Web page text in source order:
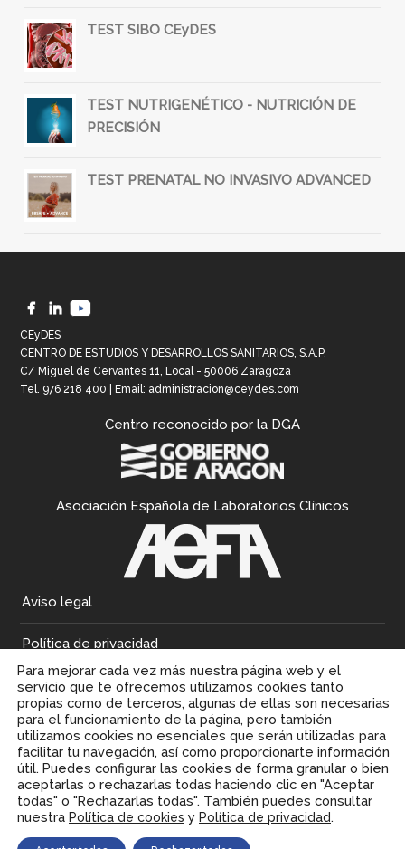
TEST SIBO CEyDES
TEST NUTRIGENÉTICO - NUTRICIÓN DE
PRECISIÓN
TEST PRENATAL NO INVASIVO ADVANCED
CEyDES
CENTRO DE ESTUDIOS Y DESARROLLOS SANITARIOS, S.A.P.
C/ Miguel de Cervantes 11, Local - 50006 Zaragoza
Tel. 976 218 400 | Email: administracion@ceydes.com
Centro reconocido por la DGA
Asociación Española de Laboratorios Clínicos
Aviso legal
Política de privacidad
Política de cookies
Para mejorar cada vez más nuestra página web y el
servicio que te ofrecemos utilizamos cookies tanto
propias como de terceros, algunas de ellas son necesarias
para el funcionamiento de la página, pero también
utilizamos cookies no esenciales que serán utilizadas para
facilitar tu navegación, así como proporcionarte información
útil. Puedes configurar las cookies de forma granular o bien
aceptarlas o rechazarlas todas haciendo clic en "Aceptar
todas" o "Rechazarlas todas". También puedes consultar
nuestra Política de cookies y Política de privacidad.